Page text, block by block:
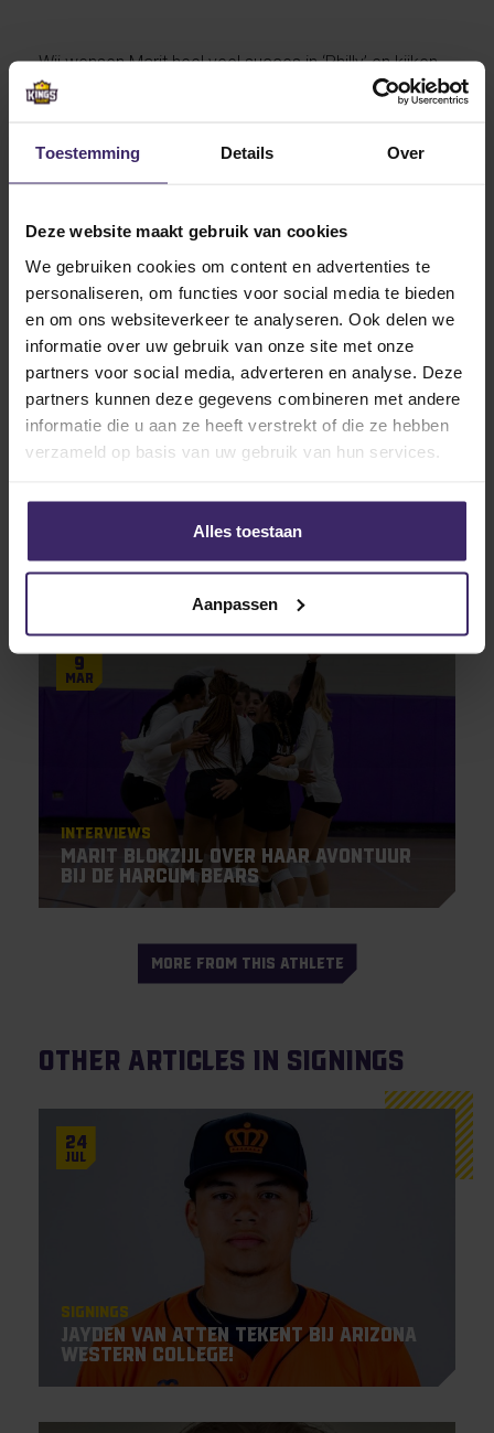
Toestemming Details Over
Deze website maakt gebruik van cookies
We gebruiken cookies om content en advertenties te
personaliseren, om functies voor social media te bieden
en om ons websiteverkeer te analyseren. Ook delen we
informatie over uw gebruik van onze site met onze
partners voor social media, adverteren en analyse. Deze
partners kunnen deze gegevens combineren met andere
informatie die u aan ze heeft verstrekt of die ze hebben
verzameld op basis van uw gebruik van hun services.
Alles toestaan
Aanpassen
Wij wensen Marit heel veel succes in ‘Philly’ en kijken
uit naar haar eerste seizoen in the USA!
Other articles from Marit
Blokzijl
7
Rafly Kruitwagen gaat van SC ‘t
Zand naar de University of Dubuque
9
Mar
Interviews
Marit Blokzijl over haar avontuur
bij de Harcum Bears
MORE FROM THIS ATHLETE
Other articles in Signings
24
Jul
Signings
Jayden Van Atten tekent bij Arizona
Western College!